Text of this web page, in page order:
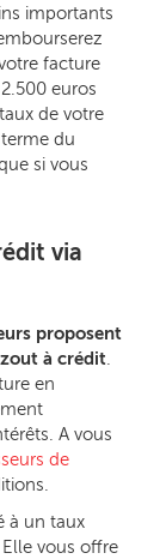
importants
facture
euros
de votre
du
si vous
via
proposent
à crédit.
en
A vous
de
à un taux
vous offre